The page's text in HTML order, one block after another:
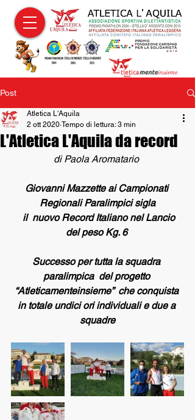
Post
L'Atletica L'Aquila da record
Atletica L'Aquila
2 ott 2020 Tempo di lettura: 3 min
di Paola Aromatario
Giovanni Mazzette ai Campionati
Regionali Paralimpici sigla
del peso Kg. 6
Successo per tutta la squadra
paralimpica  del progetto
“Atleticamenteinsieme”  che conquista
in totale undici ori individuali e due a
squadre